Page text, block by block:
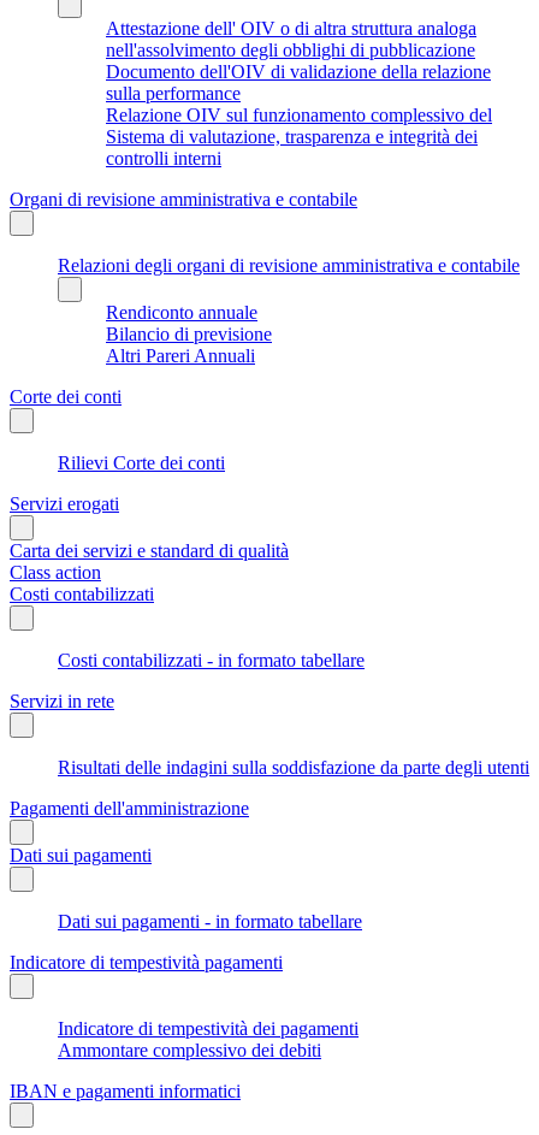
Attestazione dell' OIV o di altra struttura analoga
nell'assolvimento degli obblighi di pubblicazione
Documento dell'OIV di validazione della relazione
sulla performance
Relazione OIV sul funzionamento complessivo del
Sistema di valutazione, trasparenza e integrità dei
controlli interni
Organi di revisione amministrativa e contabile
Relazioni degli organi di revisione amministrativa e contabile
Rendiconto annuale
Bilancio di previsione
Altri Pareri Annuali
Corte dei conti
Rilievi Corte dei conti
Servizi erogati
Carta dei servizi e standard di qualità
Class action
Costi contabilizzati
Costi contabilizzati - in formato tabellare
Servizi in rete
Risultati delle indagini sulla soddisfazione da parte degli utenti
Pagamenti dell'amministrazione
Dati sui pagamenti
Dati sui pagamenti - in formato tabellare
Indicatore di tempestività pagamenti
Indicatore di tempestività dei pagamenti
Ammontare complessivo dei debiti
IBAN e pagamenti informatici